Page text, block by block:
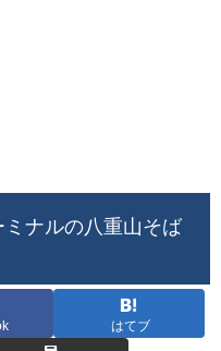
ナルの八重山そば
はてブ